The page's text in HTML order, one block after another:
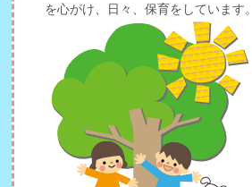
を心がけ、日々、保育をしています。